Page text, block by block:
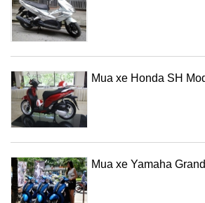
Mua xe Honda SH
Mua xe Yamaha